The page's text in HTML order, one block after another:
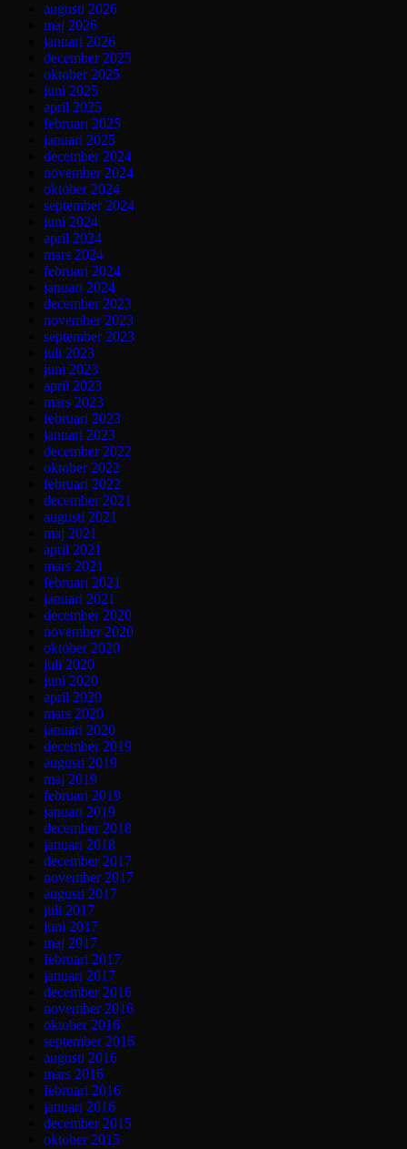
augusti 2026
maj 2026
januari 2026
december 2025
oktober 2025
juni 2025
april 2025
februari 2025
januari 2025
december 2024
november 2024
oktober 2024
september 2024
juni 2024
april 2024
mars 2024
februari 2024
januari 2024
december 2023
november 2023
september 2023
juli 2023
juni 2023
april 2023
mars 2023
februari 2023
januari 2023
december 2022
oktober 2022
februari 2022
december 2021
augusti 2021
maj 2021
april 2021
mars 2021
februari 2021
januari 2021
december 2020
november 2020
oktober 2020
juli 2020
juni 2020
april 2020
mars 2020
januari 2020
december 2019
augusti 2019
maj 2019
februari 2019
januari 2019
december 2018
januari 2018
december 2017
november 2017
augusti 2017
juli 2017
juni 2017
maj 2017
februari 2017
januari 2017
december 2016
november 2016
oktober 2016
september 2016
augusti 2016
mars 2016
februari 2016
januari 2016
december 2015
oktober 2015